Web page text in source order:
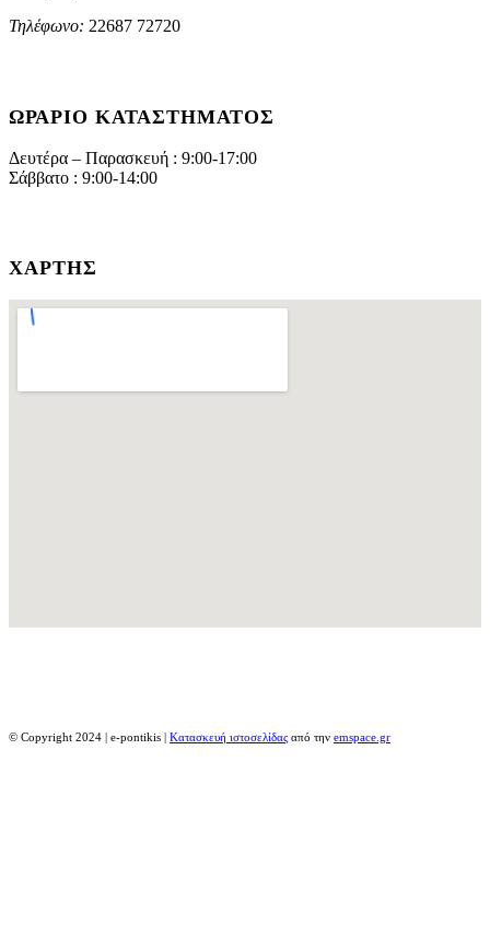
Τηλέφωνο: 22687 72720
ΩΡΆΡΙΟ ΚΑΤΑΣΤΉΜΑΤΟΣ
Δευτέρα – Παρασκευή : 9:00-17:00
Σάββατο : 9:00-14:00
ΧΆΡΤΗΣ
© Copyright 2024 | e-pontikis | Κατασκευή ιστοσελίδας από την emspace.gr